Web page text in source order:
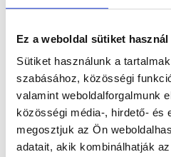
Ez a weboldal sütiket használ
Sütiket használunk a
szabásához, közösségi
valamint weboldalforgalmunk
közösségi média-, hirdető- és
megosztjuk az Ön
adatait, akik kombinálhatják
IQB Medical
Következő
Árlista Összes